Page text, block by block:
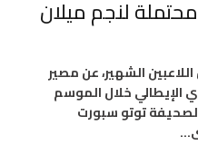
لنجم ميلان
الشهير، عن مصير
الإيطالي خلال الموسم
لصحيفة توتو سبورت